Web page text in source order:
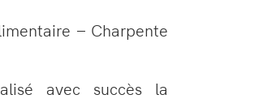
– Charpente
avec succès la